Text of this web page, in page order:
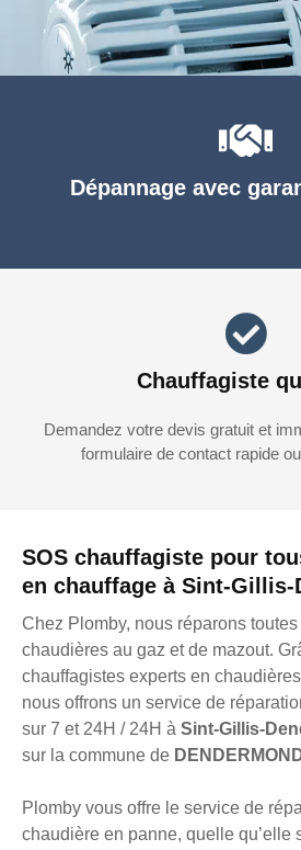
SOS chauffagiste pour
en chauffage à Sint-Gillis-
Chez Plomby, nous réparons
chaudières au gaz et de mazout.
chauffagistes experts en
nous offrons un service de
sur 7 et 24H / 24H à Sint-Gillis-
sur la commune de
Plomby vous offre le service de
chaudière en panne, quelle qu’elle
Dépannage avec
Chauffagiste
Demandez votre devis gratuit et
formulaire de contact rapide